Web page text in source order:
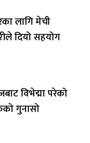
लागि मेची
दियो सहयोग
विभेद्मा परेको
गुनासो